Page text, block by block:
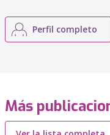
Perfil completo
Más